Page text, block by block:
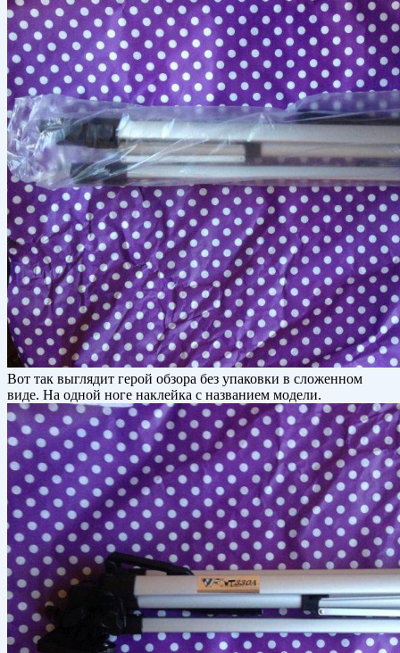
Вот так выглядит герой обзора без упаковки в сложенном
виде. На одной ноге наклейка с названием модели.